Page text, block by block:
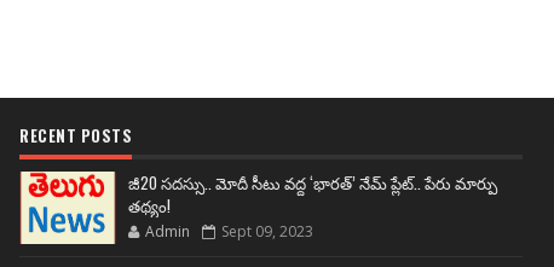
RECENT POSTS
జీ20 సదస్సు.. మోదీ సీటు వద్ద ‘భారత్’ నేమ్ ప్లేట్‌.. పేరు మార్పు
తథ్యం!
Admin Sept 09, 2023